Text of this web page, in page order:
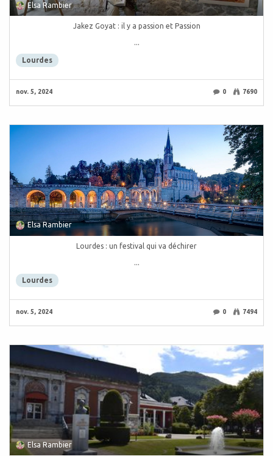
Elsa Rambier
Jakez Goyat : il y a passion et Passion
...
Lourdes
nov. 5, 2024 0 7690
Elsa Rambier
Lourdes : un festival qui va déchirer
Lourdes
nov. 5, 2024 0 7494
Elsa Rambier